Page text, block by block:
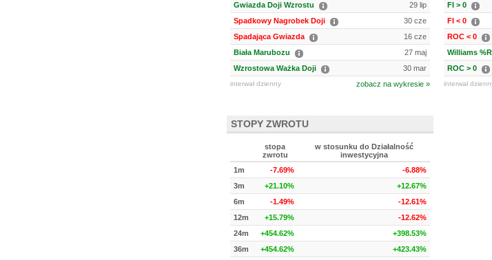
FI > 0
FI < 0
ROC < 0
Williams
ROC > 0
interwał
Gwiazda Doji Wzrostu
29 lip
Spadkowy Nagrobek Doji
30 cze
Spadająca Gwiazda
16 cze
Biała Marubozu
27 maj
Wzrostowa Ważka Doji
30 mar
interwał dzienny zobacz na wykresie »
STOPY ZWROTU
stopa
zwrotu
w stosunku do Działalność
inwestycyjna
1m
-7.69%
-6.88%
3m
+21.10%
+12.67%
6m
-1.49%
-12.61%
12m
+15.79%
-12.62%
24m
+454.62%
+398.53%
36m
+454.62%
+423.43%